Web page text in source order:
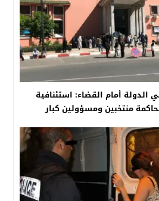
أمام القضاء: استئنافية
منتخبين ومسؤولين كبار